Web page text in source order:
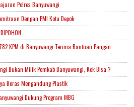
Polres Banyuwangi
Dengan PMI Kota Depok
KPM di Banyuwangi Terima Bantuan Pangan
Bukan Milik Pemkab Banyuwangi, Kok Bisa ?
Beras Mengandung Plastik
Dukung Program MBG